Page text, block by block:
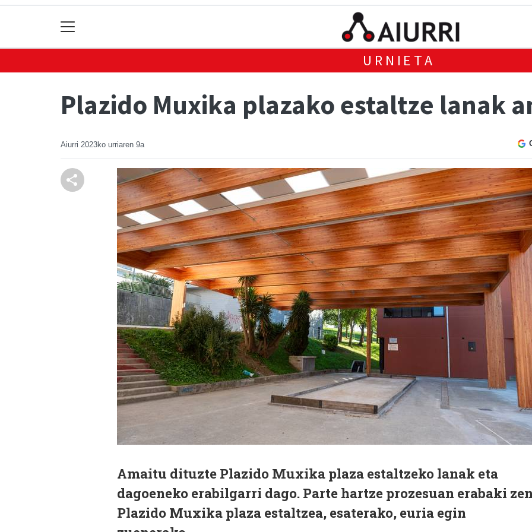
URNIETA
Plazido Muxika plazako estaltze lanak
Aiurri 2023ko urriaren 9a
Amaitu dituzte Plazido Muxika plaza estaltzeko lanak eta
dagoeneko erabilgarri dago. Parte hartze prozesuan erabaki
Plazido Muxika plaza estaltzea, esaterako, euria egin